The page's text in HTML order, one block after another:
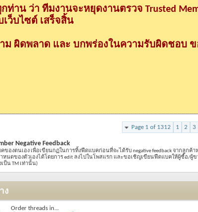
าน ว่า ทีมงานจะหยุดงานตรวจ Trusted
ว็บไซต์ เสร็จสิ้น
ม ผิดพลาด และ บกพร่องในความรับผิดชอบ
Page 1 of 1312 1 2 3
Negative Feedback
คของตนเอง เพื่อเขียนกฏในการทิ้งฟีดแบคก่อนที่จะได้รับ negative feedback จากลู
ำหนดของตัวเองได้โดยการ edit ลงไปในโพสแรก และขอเชิญเขียนฟีดแบคให้ผู้ซื้อ/ผู้
น TM เท่านั้น)
ง
Order threads in...